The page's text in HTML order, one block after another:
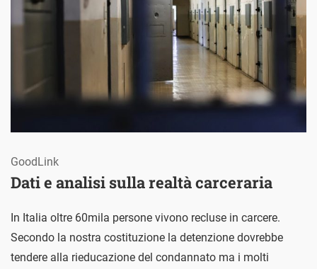
Dati e analisi sulla realtà carceraria
GoodLink
In Italia oltre 60mila persone vivono recluse in carcere.
Secondo la nostra costituzione la detenzione dovrebbe
tendere alla rieducazione del condannato ma i molti